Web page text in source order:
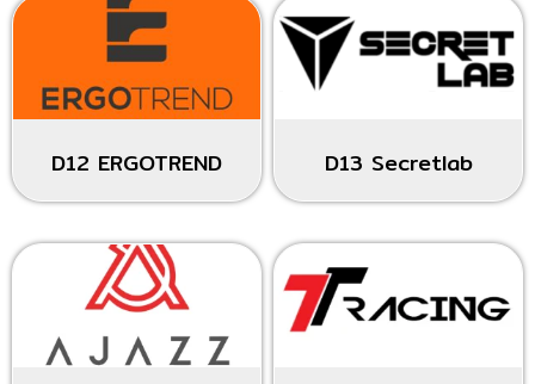
D12 ERGOTREND D13 Secretlab